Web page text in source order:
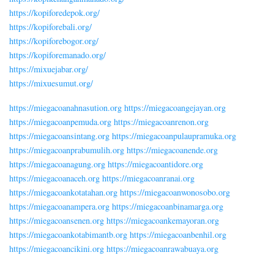
https://kopiforedepok.org/
https://kopiforebali.org/
https://kopiforebogor.org/
https://kopiforemanado.org/
https://mixuejabar.org/
https://mixuesumut.org/
https://miegacoanahnasution.org https://miegacoangejayan.org
https://miegacoanpemuda.org https://miegacoanrenon.org
https://miegacoansintang.org https://miegacoanpulaupramuka.org
https://miegacoanprabumulih.org https://miegacoanende.org
https://miegacoanagung.org https://miegacoantidore.org
https://miegacoanaceh.org https://miegacoanranai.org
https://miegacoankotatahan.org https://miegacoanwonosobo.org
https://miegacoanampera.org https://miegacoanbinamarga.org
https://miegacoansenen.org https://miegacoankemayoran.org
https://miegacoankotabimantb.org https://miegacoanbenhil.org
https://miegacoancikini.org https://miegacoanrawabuaya.org